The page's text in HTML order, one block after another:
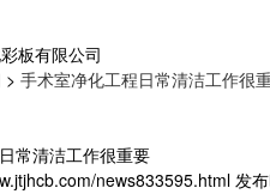
> 手术室净化工程日常清洁工作很
常清洁工作很重要
news833595.html 发